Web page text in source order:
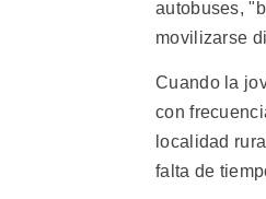
autobuses,
movilizarse
Cuando la
con
localidad
falta de